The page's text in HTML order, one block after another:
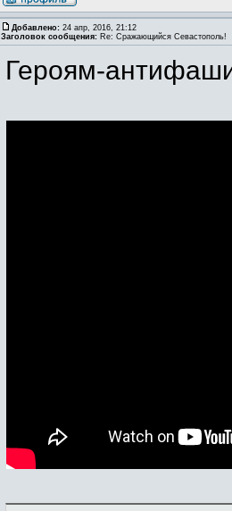
Добавлено: 24 апр, 2016, 21:12
Заголовок сообщения: Re: Сражающийся Севастополь!
Героям-